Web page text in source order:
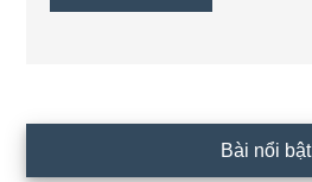
Bài nổi bật